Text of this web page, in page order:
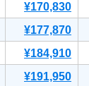
¥170,830
¥177,870
¥184,910
¥191,950